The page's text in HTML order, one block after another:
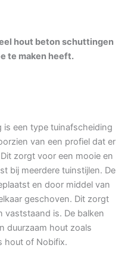
hout beton schuttingen
te maken heeft.
een type tuinafscheiding
van een profiel dat er
zorgt voor een mooie en
bij meerdere tuinstijlen. De
en door middel van
geschoven. Dit zorgt
is. De balken
duurzaam hout zoals
hout of Nobifix.